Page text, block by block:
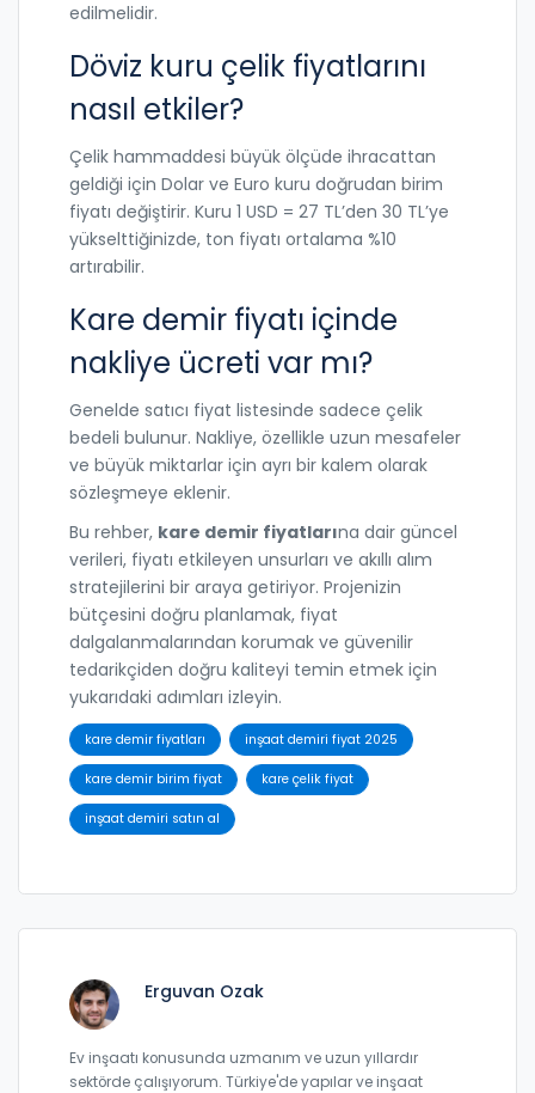
edilmelidir.
Döviz kuru çelik fiyatlarını
nasıl etkiler?
Çelik hammaddesi büyük ölçüde ihracattan
geldiği için Dolar ve Euro kuru doğrudan birim
fiyatı değiştirir. Kuru 1 USD = 27 TL’den 30 TL’ye
yükselttiğinizde, ton fiyatı ortalama %10
artırabilir.
Kare demir fiyatı içinde
nakliye ücreti var mı?
Genelde satıcı fiyat listesinde sadece çelik
bedeli bulunur. Nakliye, özellikle uzun mesafeler
ve büyük miktarlar için ayrı bir kalem olarak
sözleşmeye eklenir.
Bu rehber, kare demir fiyatlarına dair güncel
verileri, fiyatı etkileyen unsurları ve akıllı alım
stratejilerini bir araya getiriyor. Projenizin
bütçesini doğru planlamak, fiyat
dalgalanmalarından korumak ve güvenilir
tedarikçiden doğru kaliteyi temin etmek için
yukarıdaki adımları izleyin.
kare demir fiyatları inşaat demiri fiyat 2025
kare demir birim fiyat kare çelik fiyat
inşaat demiri satın al
Erguvan Ozak
Ev inşaatı konusunda uzmanım ve uzun yıllardır
sektörde çalışıyorum. Türkiye'de yapılar ve inşaat